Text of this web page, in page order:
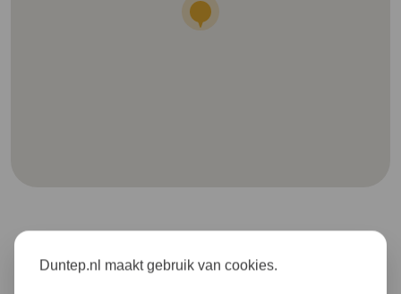
Duntep.nl maakt gebruik van cookies.